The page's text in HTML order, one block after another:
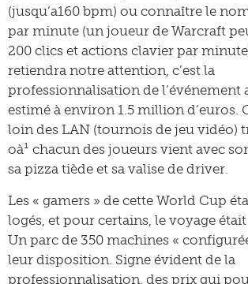
(jusqu’a160 bpm) ou connaître le
par minute (un joueur de Warcraft
200 clics et actions clavier par
retiendra notre attention, c’est la
professionnalisation de l’événement
estimé à environ 1.5 million d’euros.
loin des LAN (tournois de jeu vidéo)
oà¹ chacun des joueurs vient avec
sa pizza tiède et sa valise de driver.
Les « gamers » de cette World Cup
logés, et pour certains, le voyage
Un parc de 350 machines «
leur disposition. Signe évident de la
professionnalisation, des prix qui